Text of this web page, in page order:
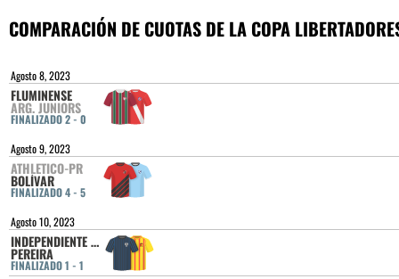
COMPARACIÓN DE CUOTAS DE LA COPA
Agosto 8, 2023
FLUMINENSE
ARG. JUNIORS
FINALIZADO 2 - 0
Agosto 9, 2023
ATHLETICO-PR
BOLÍVAR
FINALIZADO 4 - 5
Agosto 10, 2023
INDEPENDIENTE DEL VALLE
PEREIRA
FINALIZADO 1 - 1